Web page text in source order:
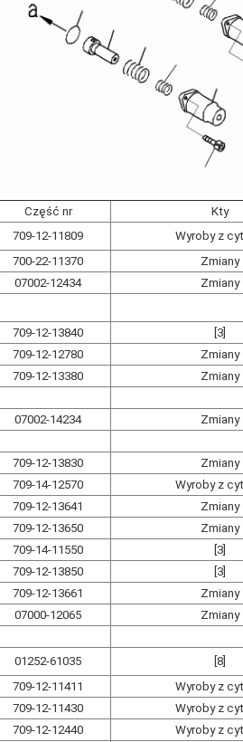
Część nr Kty
709-12-11809
Wyroby z
700-22-11370 Zmiany
07002-12434 Zmiany
709-12-13840 [3]
709-12-12780 Zmiany
709-12-13380 Zmiany
07002-14234 Zmiany
709-12-13830 Zmiany
709-14-12570 Wyroby z
709-12-13641 Zmiany
709-12-13650 Zmiany
709-14-11550 [3]
709-12-13850 [3]
709-12-13661 Zmiany
07000-12065 Zmiany
01252-61035 [8]
709-12-11411 Wyroby z
709-12-11430 Wyroby z
709-12-12440 Wyroby z